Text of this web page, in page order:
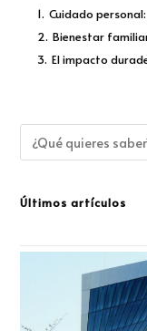
1. Cuidado
2. Bienestar
3. El impacto
Últimos artículos